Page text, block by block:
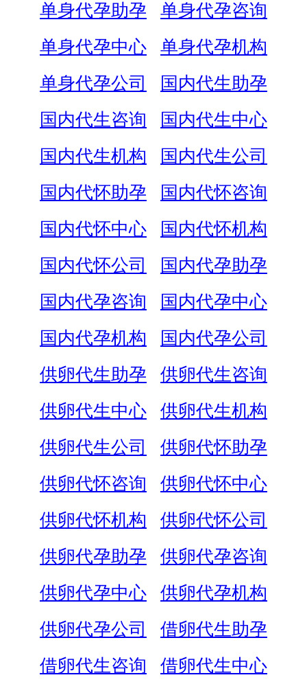
单身代孕助孕
单身代孕咨询
单身代孕中心
单身代孕机构
单身代孕公司
国内代生助孕
国内代生咨询
国内代生中心
国内代生机构
国内代生公司
国内代怀助孕
国内代怀咨询
国内代怀中心
国内代怀机构
国内代怀公司
国内代孕助孕
国内代孕咨询
国内代孕中心
国内代孕机构
国内代孕公司
供卵代生助孕
供卵代生咨询
供卵代生中心
供卵代生机构
供卵代生公司
供卵代怀助孕
供卵代怀咨询
供卵代怀中心
供卵代怀机构
供卵代怀公司
供卵代孕助孕
供卵代孕咨询
供卵代孕中心
供卵代孕机构
供卵代孕公司
借卵代生助孕
借卵代生咨询
借卵代生中心